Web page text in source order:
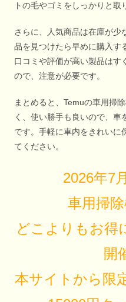
トの毛やゴミをしっかりと取
さらに、人気商品は在庫が少
品を見つけたら早めに購入す
口コミや評価が高い製品はす
ので、注意が必要です。
まとめると、Temuの車用掃
く、使い勝手も良いので、車
です。手軽に車内をきれいに
てください。
2026年7
車用掃
どこよりもお得
開
本サイトから限